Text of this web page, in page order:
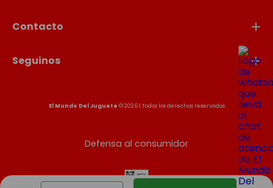
Contacto
Seguinos
El Mundo Del Juguete © 2026 | Todos los derechos reservados
Defensa al consumidor